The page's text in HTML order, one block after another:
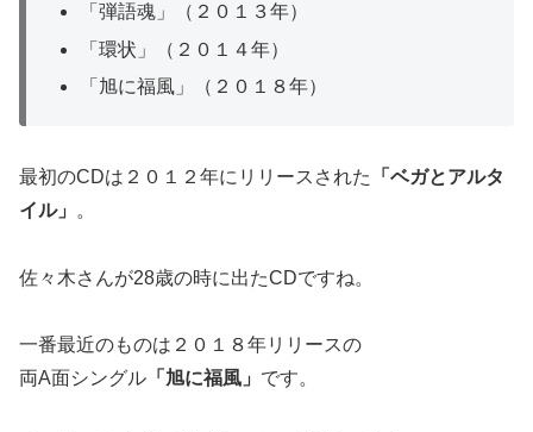
「弾語魂」（２０１３年）
「環状」（２０１４年）
「旭に福風」（２０１８年）
最初のCDは２０１２年にリリースされた
「ベガとアルタ
イル」
。
佐々木さんが28歳の時に出たCDですね。
一番最近のものは２０１８年リリースの
両A面シングル 「旭に福風」 です。